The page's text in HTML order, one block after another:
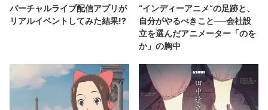
バーチャルライブ配信アプリが
リアルイベントしてみた結果!?
“インディーアニメ“の足跡と、
自分がやるべきこと──会社設
立を選んだアニメーター「のを
か」の胸中